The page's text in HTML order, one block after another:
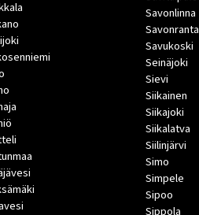
Savonlinna
Savonranta
Savukoski
Seinäjoki
Sievi
Siikainen
Siikajoki
Siikalatva
Siilinjärvi
Simo
Simpele
Sipoo
Sippola